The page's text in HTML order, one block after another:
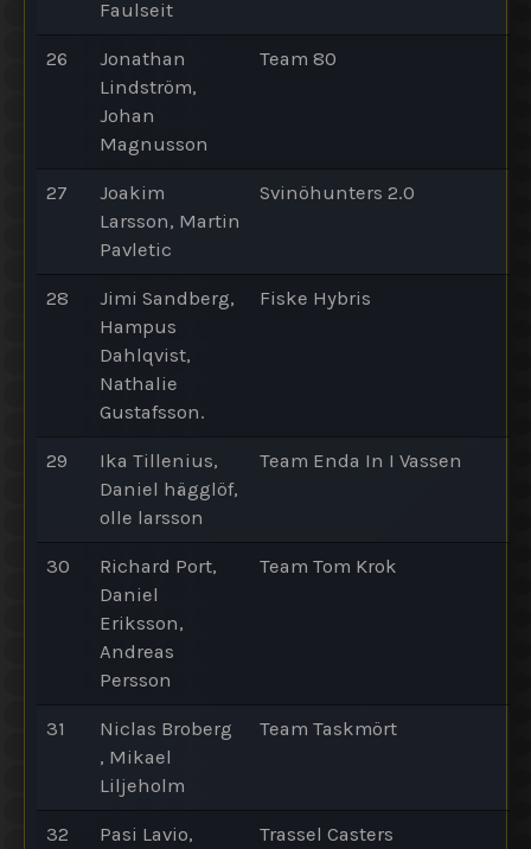
Faulseit
26
Jonathan
Lindström,
Johan
Magnusson
Team 80
27
Joakim
Larsson, Martin
Pavletic
Svinöhunters 2.0
28
Jimi Sandberg,
Hampus
Dahlqvist,
Nathalie
Gustafsson.
Fiske Hybris
29
Ika Tillenius,
Daniel hägglöf,
olle larsson
Team Enda In I Vassen
30
Richard Port,
Daniel
Eriksson,
Andreas
Persson
Team Tom Krok
31
Niclas Broberg
, Mikael
Liljeholm
Team Taskmört
32
Pasi Lavio,
Trassel Casters